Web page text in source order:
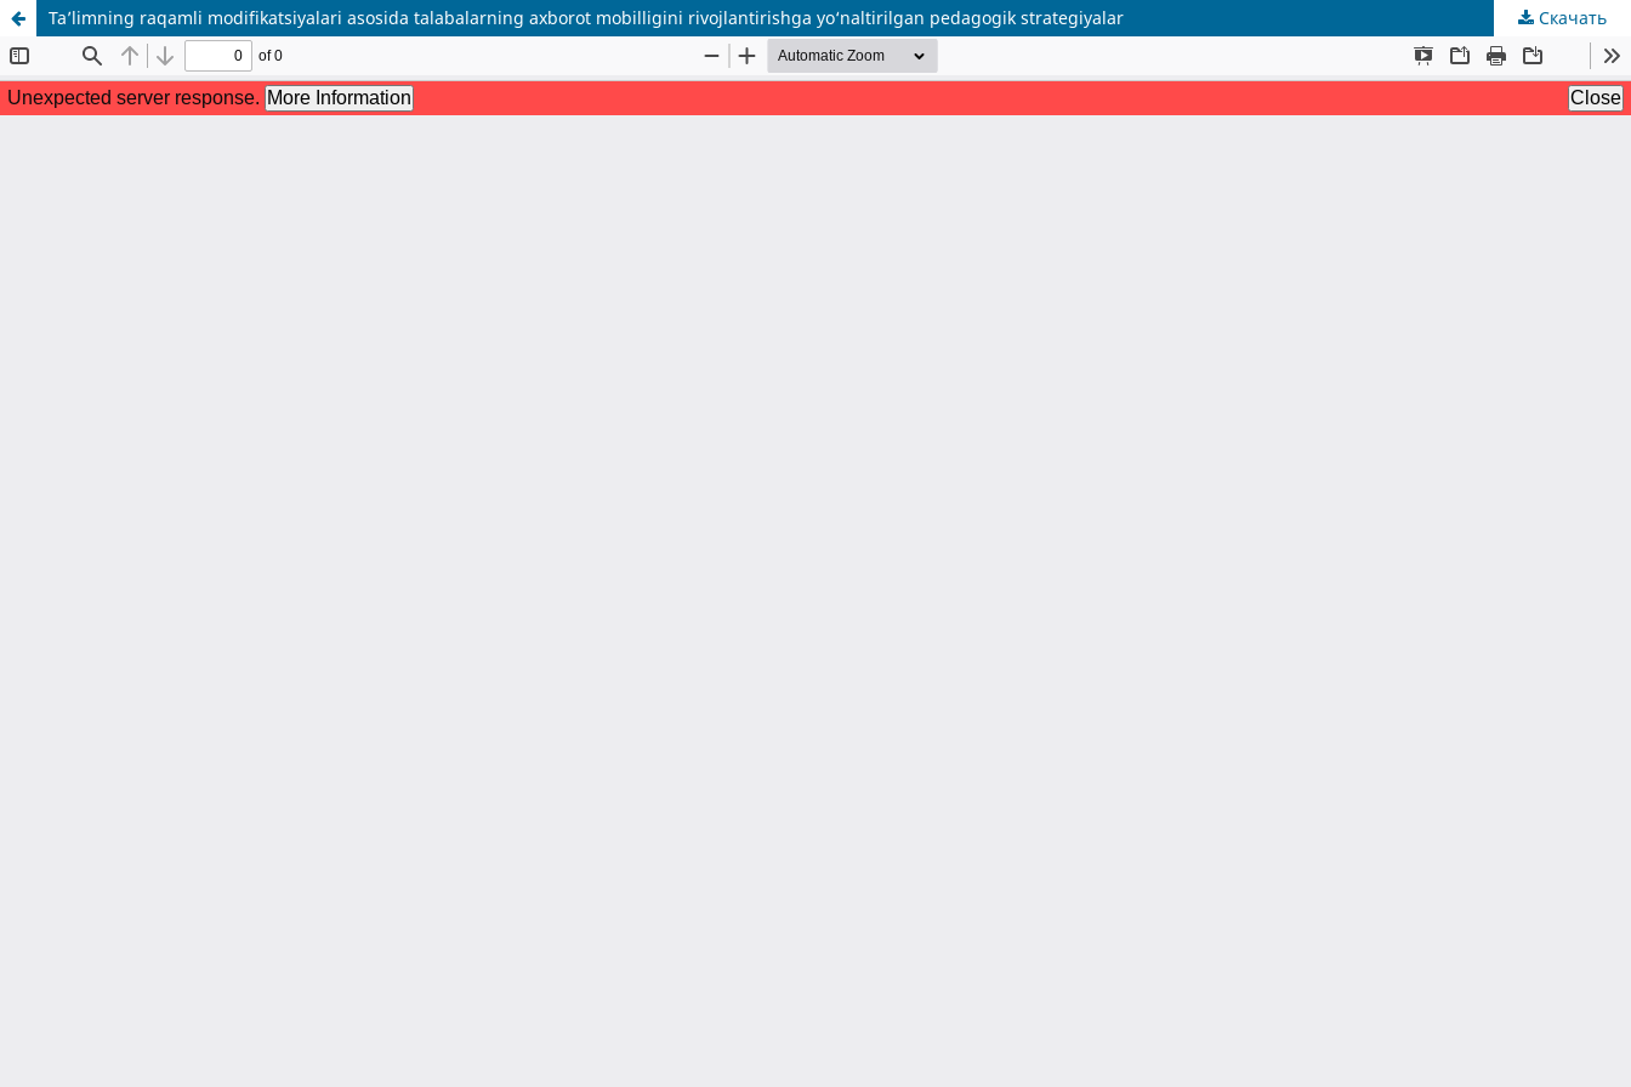
Ta’limning raqamli modifikatsiyalari asosida talabalarning axborot mobilligini rivojlantirishga yo‘naltirilgan pedagogik strategiyalar Скачать